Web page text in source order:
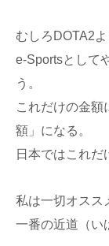
むしろDOTA2
e-Sportsとして
う。
これだけの金額
額」になる。
日本ではこれだ
私は一切オスス
一番の近道（い